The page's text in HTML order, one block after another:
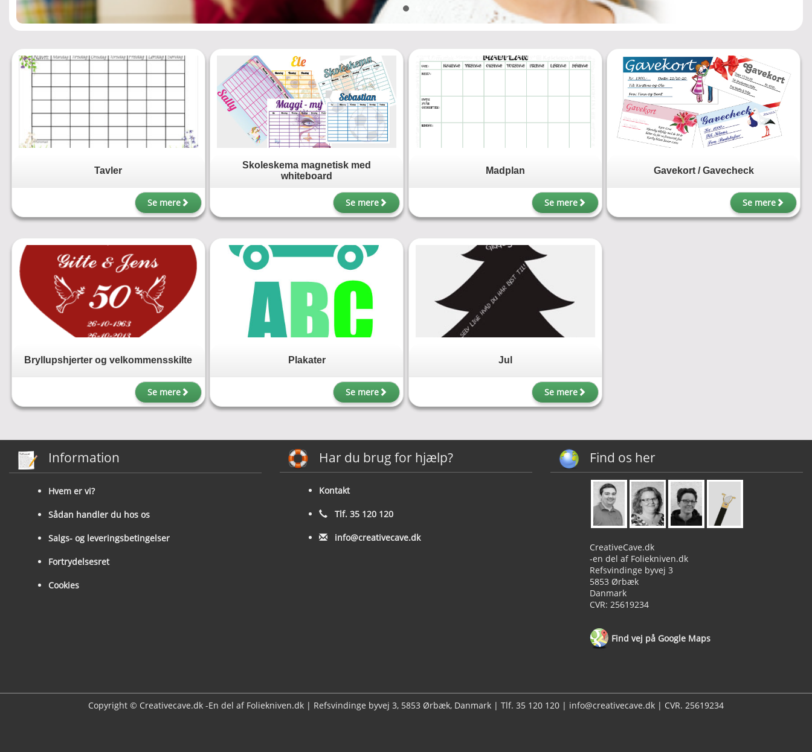
Tavler
Se mere
Skoleskema magnetisk med
whiteboard
Se mere
Madplan
Se mere
Gavekort / Gavecheck
Se mere
Bryllupshjerter og velkommensskilte
Se mere
Plakater
Se mere
Jul
Se mere
Information
Hvem er vi?
Sådan handler du hos os
Salgs- og leveringsbetingelser
Fortrydelsesret
Cookies
Har du brug for hjælp?
Kontakt
Tlf. 35 120 120
info@creativecave.dk
Find os her
CreativeCave.dk
-en del af Foliekniven.dk
Refsvindinge byvej 3
5853 Ørbæk
Danmark
CVR: 25619234
Find vej på Google Maps
Copyright © Creativecave.dk -En del af Foliekniven.dk | Refsvindinge byvej 3, 5853 Ørbæk, Danmark | Tlf. 35 120 120 | info@creativecave.dk | CVR. 25619234